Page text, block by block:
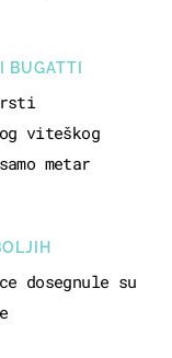
BUGATTI
viteškog
metar
dosegnule su